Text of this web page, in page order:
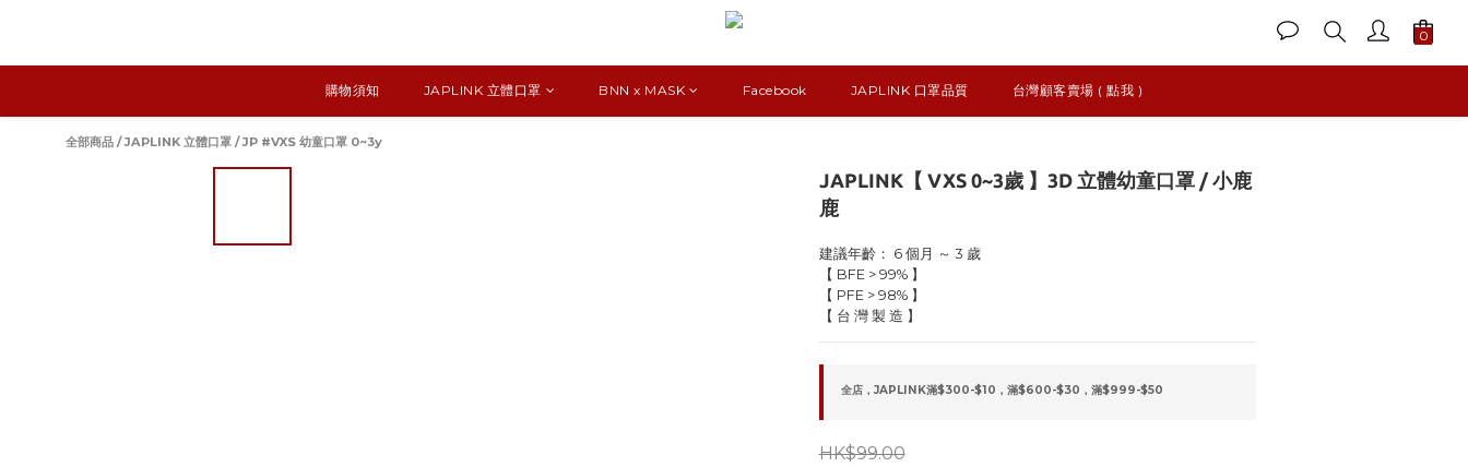
購物須知 JAPLINK 立體口罩 BNN x MASK Facebook JAPLINK 口罩品質 台灣顧客賣場 ( 點我 )
全部商品 /JAPLINK 立體口罩 /JP #VXS 幼童口罩 0~3y
JAPLINK【 VXS 0~3歲 】3D 立體幼童口罩 / 小鹿
鹿
建議年齡： 6 個月 ～ 3 歲
【 BFE > 99% 】
【 PFE > 98% 】
【 台 灣 製 造 】
全店，JAPLINK滿$300-$10，滿$600-$30，滿$999-$50
HK$99.00